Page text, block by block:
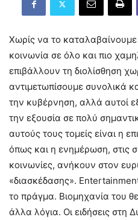
Χωρίς να το καταλαβαίνουμε
κοινωνία σε όλο και πιο
επιβάλλουν τη διολίσθηση
αντιμετωπίσουμε συνολικά
την κυβέρνηση, αλλά αυτοί
την εξουσία σε πολύ
αυτούς τους τομείς είναι η
όπως και η ενημέρωση, στις
κοινωνίες, ανήκουν στον
«διασκέδασης».
το πράγμα. Βιομηχανία του
άλλα λόγια. Οι ειδήσεις στη